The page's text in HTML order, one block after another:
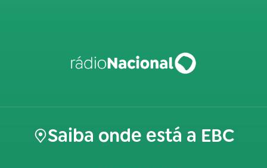
Saiba onde está a EBC